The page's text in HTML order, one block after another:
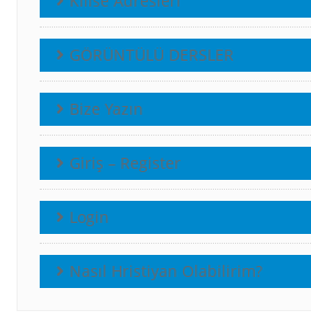
GÖRÜNTÜLÜ DERSLER
Bize Yazın
Giriş – Register
Login
Nasıl Hristiyan Olabilirim?